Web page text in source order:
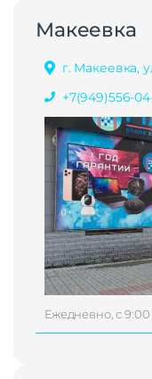
Макеевка
г. Макеевка,
+7(949)556-
Ежедневно, с 9:00